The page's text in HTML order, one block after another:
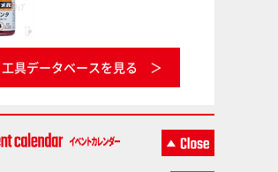
工具データベースを見る